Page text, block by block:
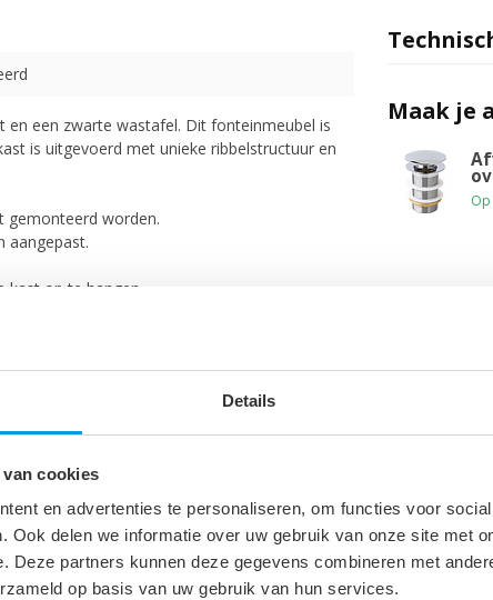
Details
cookies
en advertenties te personaliseren, om functies voor
Ook delen we informatie over uw gebruik van onze site met
Deze partners kunnen deze gegevens combineren met
op basis van uw gebruik van hun services.
een zwarte wastafel. Dit fonteinmeubel is
is uitgevoerd met unieke ribbelstructuur en
gemonteerd worden.
aangepast.
op te hangen.
Maak je